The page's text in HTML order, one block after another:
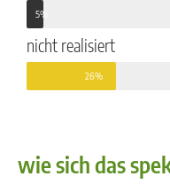
5%
nicht realisiert
26%
wie sich das